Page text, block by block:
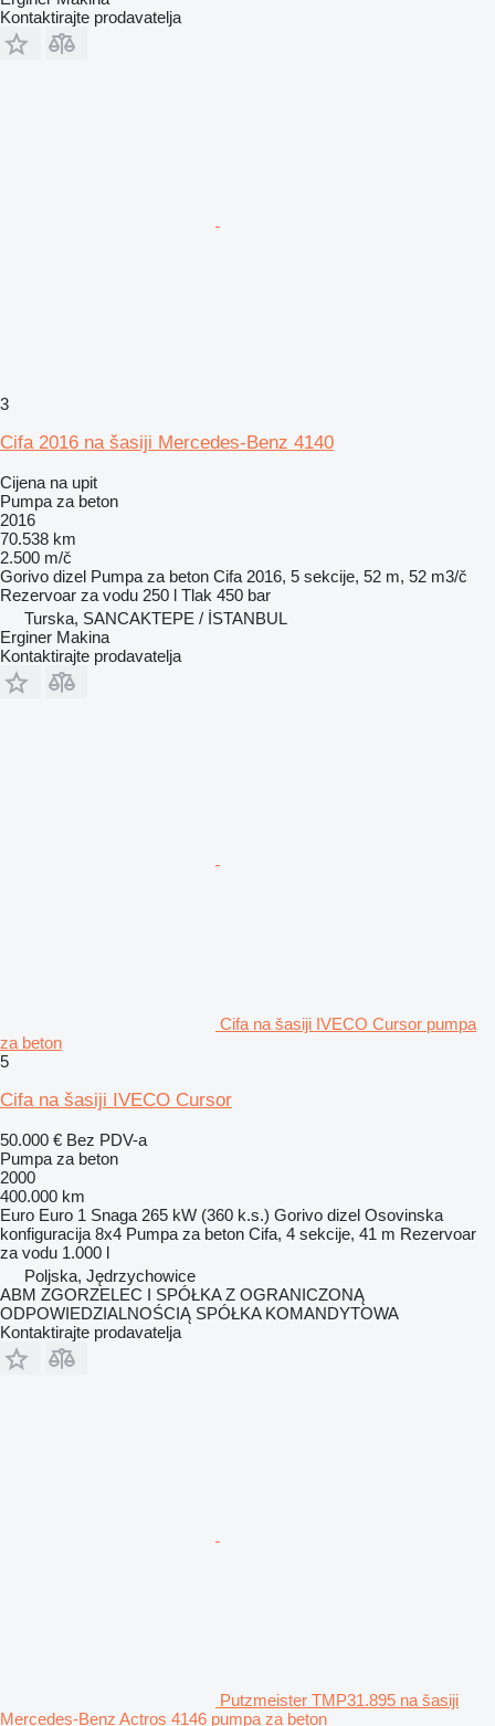
Kontaktirajte prodavatelja
3
Cifa 2016 na šasiji Mercedes-Benz 4140
Cijena na upit
Pumpa za beton
2016
70.538 km
2.500 m/č
Gorivo dizel Pumpa za beton Cifa 2016, 5 sekcije, 52 m, 52 m3/č
Rezervoar za vodu 250 l Tlak 450 bar
Turska, SANCAKTEPE / İSTANBUL
Erginer Makina
Kontaktirajte prodavatelja
Cifa na šasiji IVECO Cursor pumpa
za beton
5
Cifa na šasiji IVECO Cursor
50.000 € Bez PDV-a
Pumpa za beton
2000
400.000 km
Euro Euro 1 Snaga 265 kW (360 k.s.) Gorivo dizel Osovinska
konfiguracija 8x4 Pumpa za beton Cifa, 4 sekcije, 41 m Rezervoar
za vodu 1.000 l
Poljska, Jędrzychowice
ABM ZGORZELEC I SPÓŁKA Z OGRANICZONĄ
ODPOWIEDZIALNOŚCIĄ SPÓŁKA KOMANDYTOWA
Kontaktirajte prodavatelja
Putzmeister TMP31.895 na šasiji
Mercedes-Benz Actros 4146 pumpa za beton